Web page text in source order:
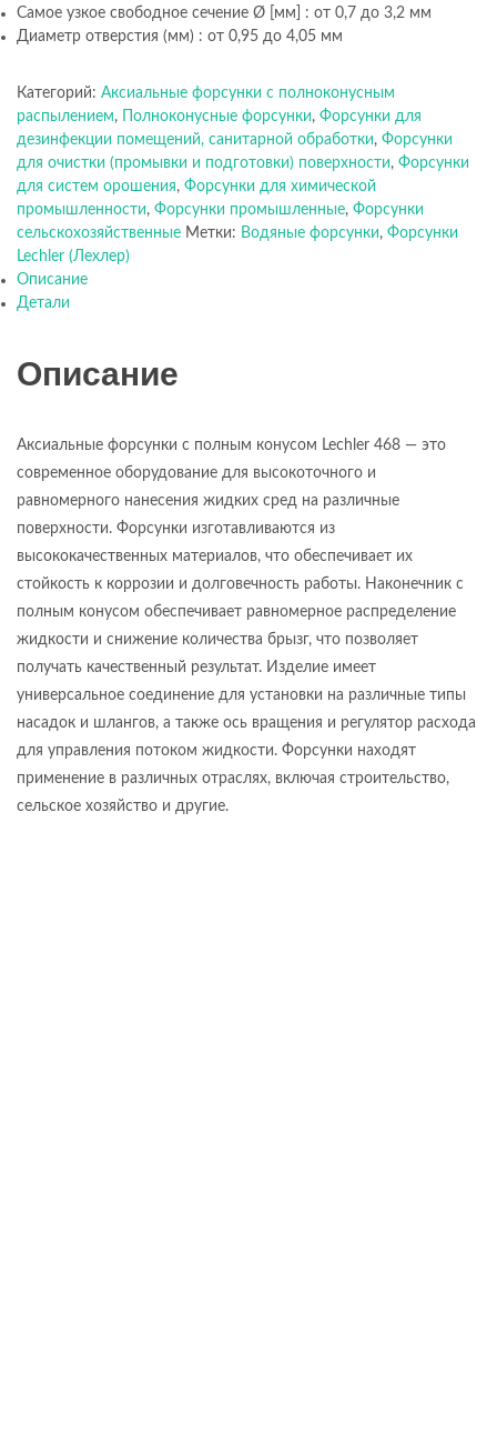
Самое узкое свободное сечение Ø [мм] : от 0,7 до 3,2 мм
Диаметр отверстия (мм) : от 0,95 до 4,05 мм
Категорий: Аксиальные форсунки с полноконусным
распылением, Полноконусные форсунки, Форсунки для
дезинфекции помещений, санитарной обработки, Форсунки
для очистки (промывки и подготовки) поверхности, Форсунки
для систем орошения, Форсунки для химической
промышленности, Форсунки промышленные, Форсунки
сельскохозяйственные Метки: Водяные форсунки, Форсунки
Lechler (Лехлер)
Описание
Детали
Описание
Аксиальные форсунки c полным конусом Lechler 468 — это
современное оборудование для высокоточного и
равномерного нанесения жидких сред на различные
поверхности. Форсунки изготавливаются из
высококачественных материалов, что обеспечивает их
стойкость к коррозии и долговечность работы. Наконечник c
полным конусом обеспечивает равномерное распределение
жидкости и снижение количества брызг, что позволяет
получать качественный результат. Изделие имеет
универсальное соединение для установки на различные типы
насадок и шлангов, а также ось вращения и регулятор расхода
для управления потоком жидкости. Форсунки находят
применение в различных отраслях, включая строительство,
сельское хозяйство и другие.